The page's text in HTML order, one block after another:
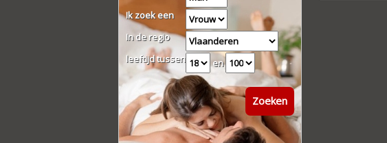
Ik zoek een
In de regio
leeftijd tussen
en
Zoeken